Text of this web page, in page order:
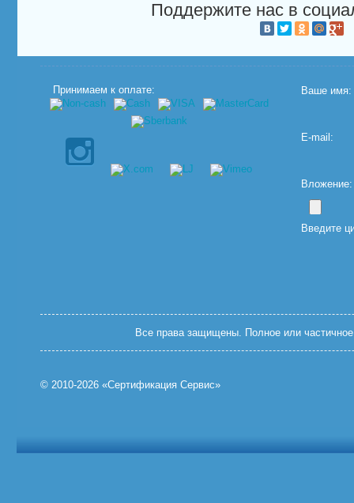
Поддержите нас в
Принимаем к оплате: Ваше имя:
E-mail:
Введите
Все права защищены. Полное или частичное
© 2010-2026 «Сертификация Сервис»